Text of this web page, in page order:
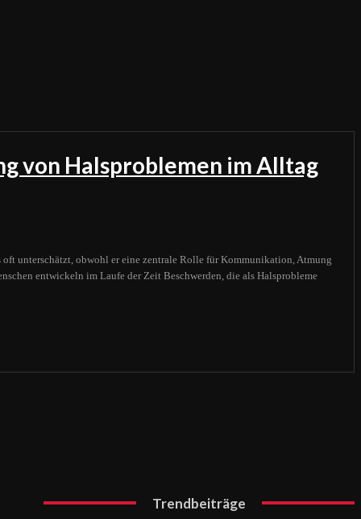
von Halsproblemen im Alltag
unterschätzt, obwohl er eine zentrale Rolle für Kommunikation, Atmung
entwickeln im Laufe der Zeit Beschwerden, die als Halsprobleme
Trendbeiträge